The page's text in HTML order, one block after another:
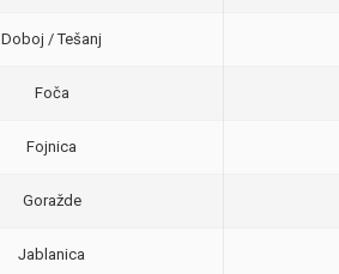
Doboj / Tešanj
Foča
Fojnica
Goražde
Jablanica